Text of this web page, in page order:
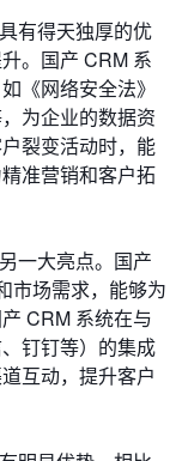
有得天独厚的优
。国产 CRM 系
《网络安全法》
为企业的数据资
裂变活动时，能
准营销和客户拓
一大亮点。国产
市场需求，能够为
CRM 系统在与
钉钉等）的集成
互动，提升客户